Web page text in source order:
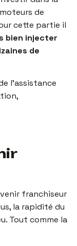
de
cette partie il
bien injecter
de
l’assistance
franchiseur
la rapidité du
Tout comme la